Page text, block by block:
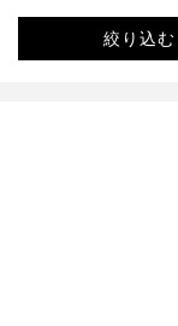
絞り込む